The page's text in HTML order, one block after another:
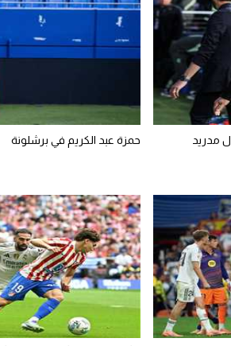
مدريد حمزة عبد الكريم في برشلونة